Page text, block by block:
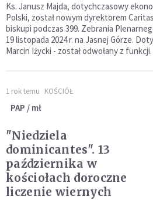
Ks. Janusz Majda, dotychczasowy
Polski, został nowym dyrektorem
biskupi podczas 399. Zebrania
19 listopada 2024 r. na Jasnej Górze.
Marcin Iżycki - został odwołany z funkcji.
1 rok temu KOŚCIÓŁ
PAP / mł
"Niedziela
dominicantes". 13
października w
kościołach doroczne
liczenie wiernych